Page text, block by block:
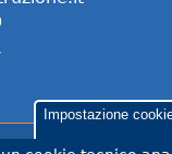
Impostazione
per l'accessibilità dei